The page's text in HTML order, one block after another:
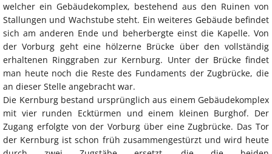
welcher ein Gebäudekomplex, bestehend aus den Ruinen von
Stallungen und Wachstube steht. Ein weiteres Gebäude befindet
sich am anderen Ende und beherbergte einst die Kapelle. Von
der Vorburg geht eine hölzerne Brücke über den vollständig
erhaltenen Ringgraben zur Kernburg. Unter der Brücke findet
man heute noch die Reste des Fundaments der Zugbrücke, die
an dieser Stelle angebracht war.
Die Kernburg bestand ursprünglich aus einem Gebäudekomplex
mit vier runden Ecktürmen und einem kleinen Burghof. Der
Zugang erfolgte von der Vorburg über eine Zugbrücke. Das Tor
der Kernburg ist schon früh zusammengestürzt und wird heute